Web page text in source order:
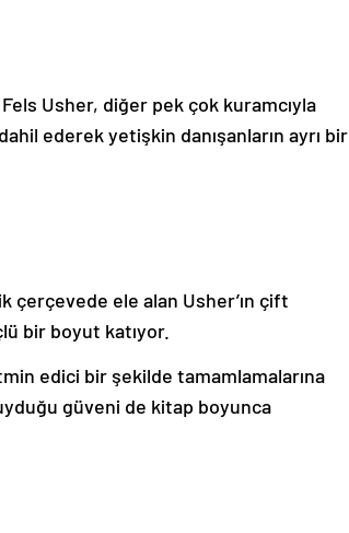
Usher, diğer pek çok kuramcıyla
ederek yetişkin danışanların ayrı bir
çerçevede ele alan Usher’ın çift
bir boyut katıyor.
edici bir şekilde tamamlamalarına
güveni de kitap boyunca